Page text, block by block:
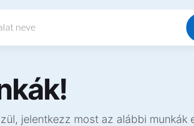
jelentkezz most az alábbi munkák